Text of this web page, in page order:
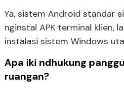
Ya, sistem Android standar
nginstal APK terminal klien,
instalasi sistem Windows
Apa iki ndhukung
ruangan?